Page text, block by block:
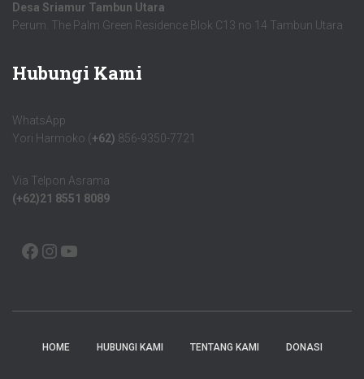
Desa Sriamur Tambun Utara
Perum. The Palm Green Residence Blok C13 no 14 Tambun Utara
Hubungi Kami
WhatsApp
Yori Harmoko (+62) 856-9350-7721
Via Telpon Asrama
(+62)21 8551 8089
HOME HUBUNGI KAMI TENTANG KAMI DONASI